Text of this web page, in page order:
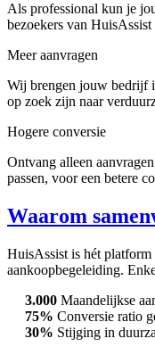
Als professional kun je
bezoekers van
Meer aanvragen
Wij brengen jouw bedrijf
op zoek zijn naar
Hogere conversie
Ontvang alleen
passen, voor een betere
Waarom
HuisAssist is hét
aankoopbegeleiding.
3.000 Maandelijkse
75% Conversie ratio
30% Stijging in